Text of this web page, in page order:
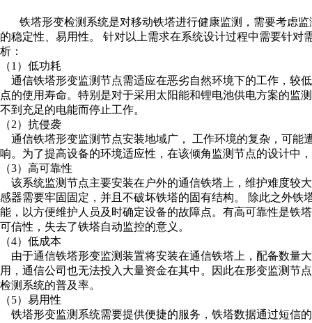
铁塔形变检测系统是对移动铁塔进行健康监测，需要考虑
的稳定性、易用性。 针对以上需求在系统设计过程中需要针
析：
（1）低功耗
通信铁塔形变监测节点需适应在恶劣自然环境下的工作，较
点的使用寿命。特别是对于采用太阳能和锂电池供电方案的监
不到充足的电能而停止工作。
（2）抗侵袭
通信铁塔形变监测节点安装地域广， 工作环境的复杂，可能
响。为了提高设备的环境适应性，在该倾角监测节点的设计中
（3）高可靠性
该系统监测节点主要安装在户外的通信铁塔上，维护难度较
感器需要牢固固定，并且不破坏铁塔的固有结构。 除此之外
能，以方便维护人员及时确定设备的故障点。有高可靠性是铁
可信性，失去了铁塔自动监控的意义。
（4）低成本
由于通信铁塔形变监测装置将安装在通信铁塔上，配备数量
用，通信公司也无法投入大量资金在其中。因此在形变监测节
检测系统的普及率。
（5）易用性
铁塔形变监测系统需要提供便捷的服务，铁塔数据通过短信